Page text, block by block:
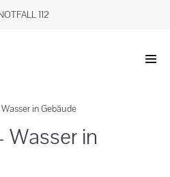
112
in Gebäude
in